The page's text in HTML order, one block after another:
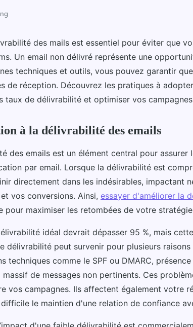
des mails : évitez
des mails est essentiel pour éviter que
Un email non délivré représente une
techniques et outils, vous pouvez garantir
de réception. Découvrez les pratiques à
taux de délivrabilité et optimiser vos
à la délivrabilité des emails
des emails est un élément central pour assurer
par email. Lorsque la délivrabilité est
directement dans les indésirables, impactant
vos conversions. Ainsi, essayer d'améliorer la
pour maximiser les retombées de votre
idéal devrait dépasser 95 %, mais
délivrabilité peut survenir pour plusieurs
techniques comme le SPF ou DMARC,
de messages non pertinents. Ces
vos campagnes. Ils affectent également votre
le maintien d'une relation de confiance